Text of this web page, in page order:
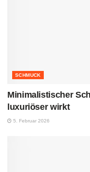
SCHMUCK
Minimalistischer
luxuriöser wirkt
5. Februar 2026